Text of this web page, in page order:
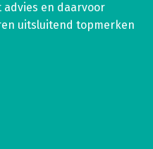
advies en daarvoor
uitsluitend topmerken